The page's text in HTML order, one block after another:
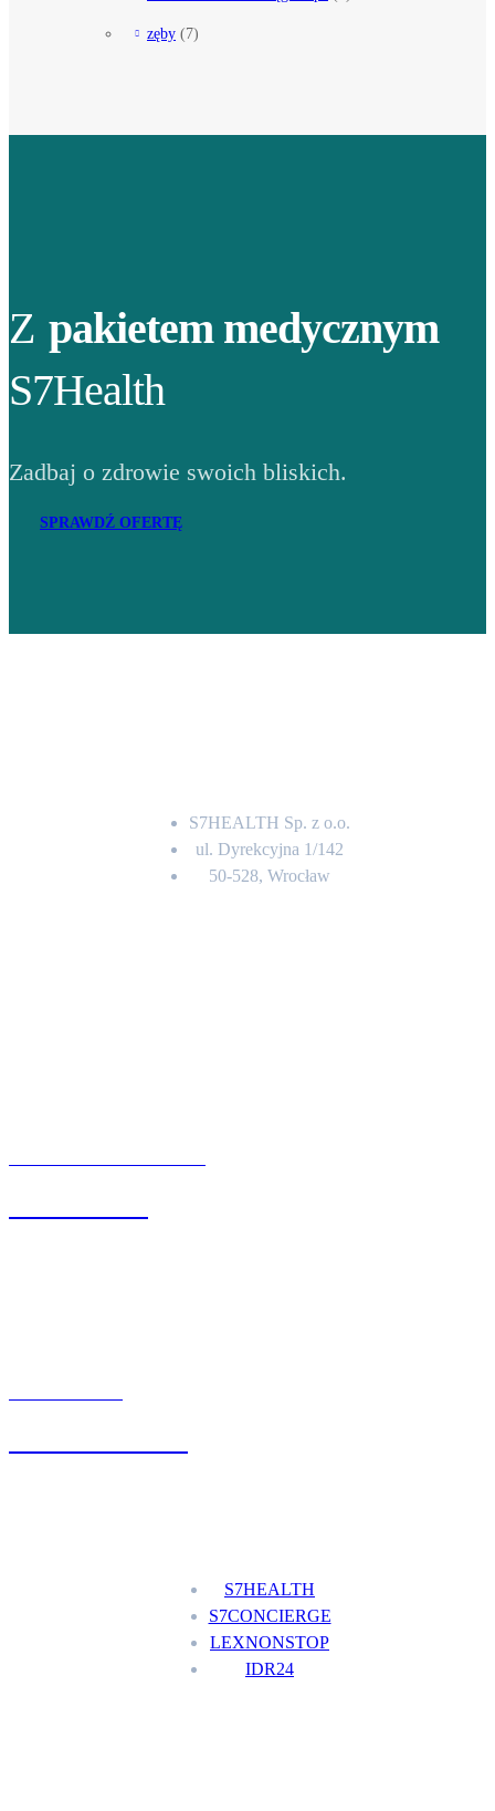
zęby (7)
Z pakietem medycznym
S7Health
Zadbaj o zdrowie swoich bliskich.
SPRAWDŹ OFERTĘ
S7HEALTH Sp. z o.o.
ul. Dyrekcyjna 1/142
50-528, Wrocław
S7HEALTH
S7CONCIERGE
LEXNONSTOP
IDR24